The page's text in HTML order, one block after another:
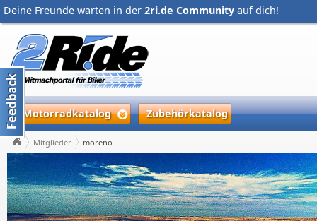
Deine Freunde warten in der 2ri.de Community auf dich!
Motorradkatalog Zubehörkatalog
Mitglieder moreno